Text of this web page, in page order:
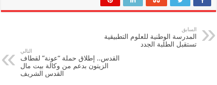
السابق
المدرسة الوطنية للعلوم التطبيقية
تستقبل الطلبة الجدد
التالي
القدس.. إطلاق حملة “عونة” لقطاف
الزيتون بدعم من وكالة بيت مال
القدس الشريف